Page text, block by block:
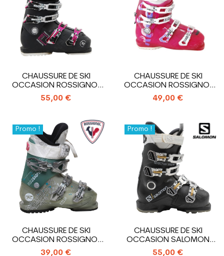
CHAUSSURE DE SKI
OCCASION ROSSIGNOL
PURE COMFORT
55,00 €
CHAUSSURE DE SKI
OCCASION ROSSIGNOL
ALLTRACK
49,00 €
CHAUSSURE DE SKI
OCCASION ROSSIGNOL
KELIA
39,00 €
Promo !
CHAUSSURE DE SKI
OCCASION SALOMON
SELECT HV R80 W
55,00 €
Promo !